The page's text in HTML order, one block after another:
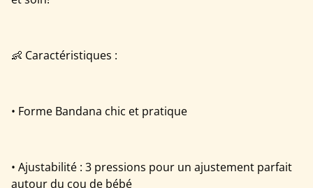
👶 Caractéristiques :
• Forme Bandana chic et pratique
• Ajustabilité : 3 pressions pour un ajustement parfait
autour du cou de bébé